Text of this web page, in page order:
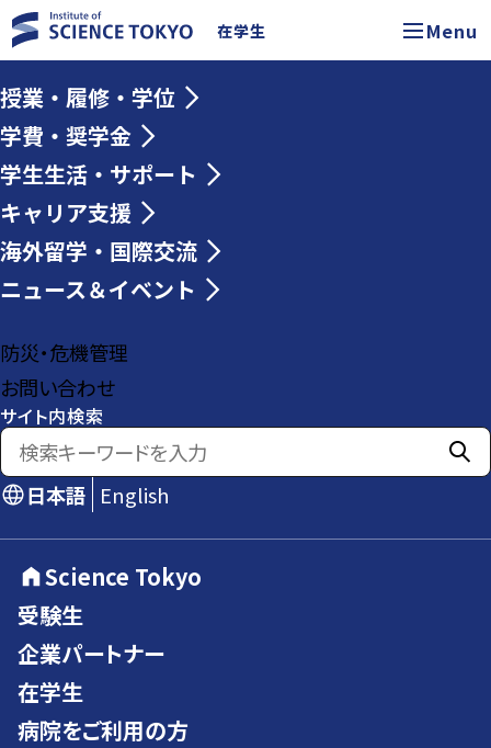
在学生 Menu
授業・履修・学位
学費・奨学金
学生生活・サポート
キャリア支援
海外留学・国際交流
ニュース＆イベント
防災・危機管理
お問い合わせ
サイト内検索
日本語 English
Science Tokyo
受験生
企業パートナー
在学生
病院をご利用の方